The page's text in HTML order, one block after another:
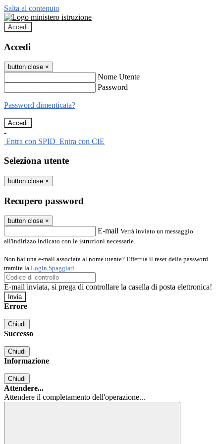
Salta al contenuto
Accedi
Accedi
button close ×
Nome Utente
Password
Password dimenticata?
-
Entra con SPID Entra con CIE
Seleziona utente
button close ×
Recupero password
button close ×
E-mail Verrà inviato un messaggio
all'indirizzo indicato con le istruzioni necessarie.
Non hai una e-mail associata al nome utente? Effettua il reset della password
tramite la Login Spaggiari
E-mail inviata, si prega di controllare la casella di posta elettronica!
Errore
Chiudi
Successo
Chiudi
Informazione
Chiudi
Attendere...
Attendere il completamento dell'operazione...